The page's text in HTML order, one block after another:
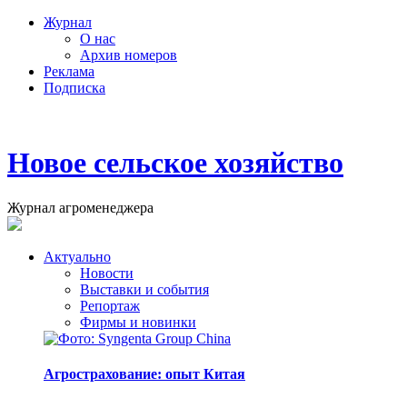
Журнал
О нас
Архив номеров
Реклама
Подписка
Новое сельское хозяйство
Журнал агроменеджера
Актуально
Новости
Выставки и события
Репортаж
Фирмы и новинки
Агрострахование: опыт Китая